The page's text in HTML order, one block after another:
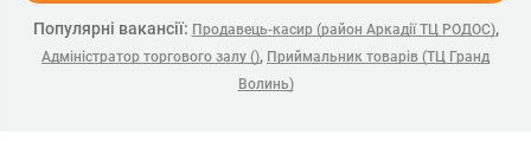
Популярні вакансії: Продавець-касир (район Аркадії ТЦ РОДОС),
Адміністратор торгового залу (), Приймальник товарів (ТЦ Гранд
Волинь)